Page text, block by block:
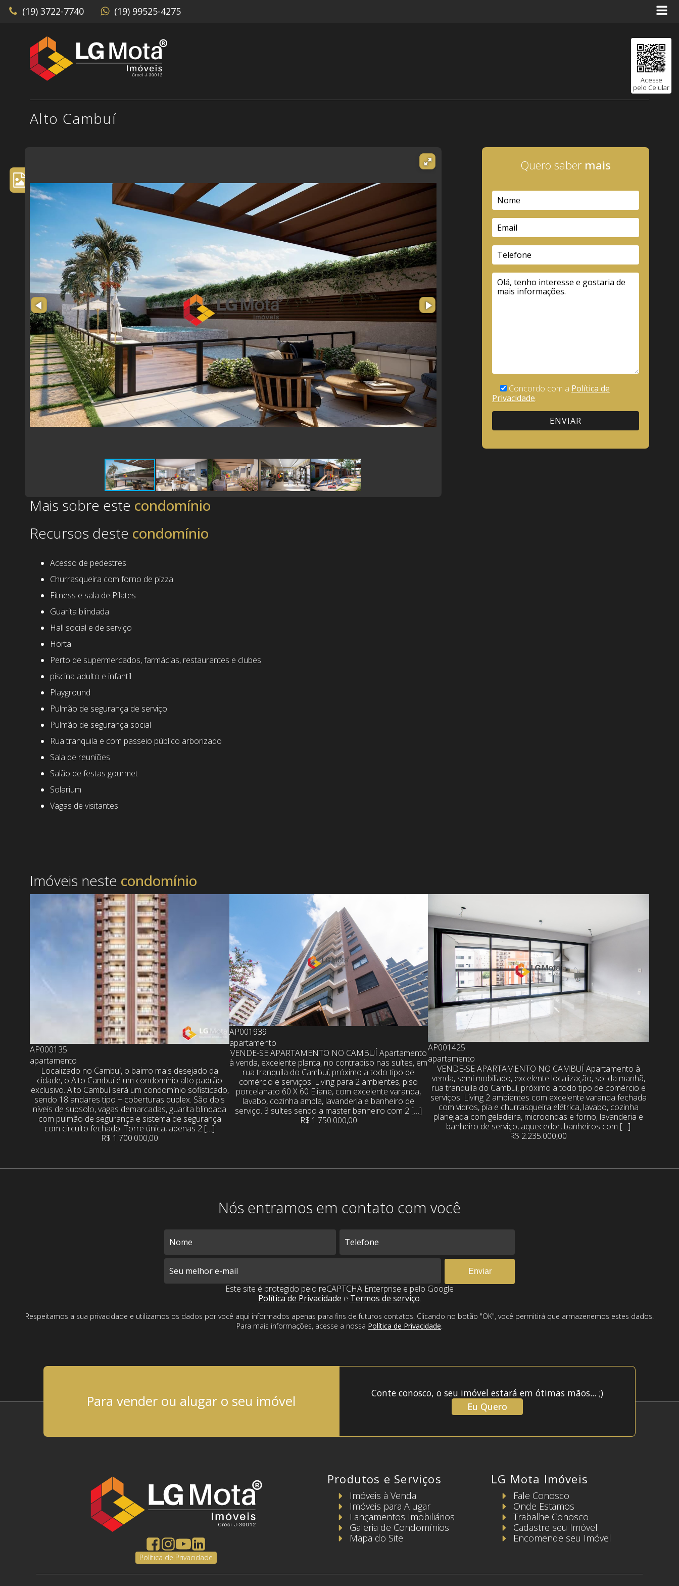
(19) 3722-7740 (19) 99525-4275
Acesse
pelo Celular
Alto Cambuí
Mais sobre este
Recursos deste
Acesso de pedestres
Churrasqueira com forno de pizza
Fitness e sala de Pilates
Guarita blindada
Hall social e de serviço
Horta
Perto de supermercados, farmácias, restaurantes e clubes
piscina adulto e infantil
Playground
Pulmão de segurança de serviço
Pulmão de segurança social
Rua tranquila e com passeio público arborizado
Sala de reuniões
Salão de festas gourmet
Solarium
Vagas de visitantes
Quero saber
Concordo com a Política de
Privacidade.
Imóveis neste
AP000135
apartamento
Localizado no Cambuí, o bairro mais desejado da
cidade, o Alto Cambuí é um condomínio alto padrão
exclusivo. Alto Cambuí será um condomínio sofisticado,
sendo 18 andares tipo + coberturas duplex. São dois
níveis de subsolo, vagas demarcadas, guarita blindada
com pulmão de segurança e sistema de segurança
com circuito fechado. Torre única, apenas 2 […]
R$ 1.700.000,00
AP001939
apartamento
VENDE-SE APARTAMENTO NO CAMBUÍ Apartamento
à venda, excelente planta, no contrapiso nas suítes, em
rua tranquila do Cambuí, próximo a todo tipo de
comércio e serviços. Living para 2 ambientes, piso
porcelanato 60 X 60 Eliane, com excelente varanda,
lavabo, cozinha ampla, lavanderia e banheiro de
serviço. 3 suítes sendo a master banheiro com 2 […]
R$ 1.750.000,00
AP001425
apartamento
VENDE-SE APARTAMENTO NO CAMBUÍ Apartamento à
venda, semi mobiliado, excelente localização, sol da manhã,
rua tranquila do Cambuí, próximo a todo tipo de comércio e
serviços. Living 2 ambientes com excelente varanda fechada
com vidros, pia e churrasqueira elétrica, lavabo, cozinha
planejada com geladeira, microondas e forno, lavanderia e
banheiro de serviço, aquecedor, banheiros com […]
R$ 2.235.000,00
Nós entramos em contato com você
Este site é protegido pelo reCAPTCHA Enterprise e pelo Google
Política de Privacidade e Termos de serviço.
Respeitamos a sua privacidade e utilizamos os dados por você aqui informados apenas para fins de futuros contatos. Clicando no botão "OK", você permitirá que armazenemos estes dados.
Para mais informações, acesse a nossa Política de Privacidade.
Para vender ou alugar o seu imóvel
Conte conosco, o seu imóvel estará em ótimas mãos... ;)
Eu Quero
Política de Privacidade
Produtos e Serviços
Imóveis à Venda
Imóveis para Alugar
Lançamentos Imobiliários
Galeria de Condomínios
Mapa do Site
LG Mota Imóveis
Fale Conosco
Onde Estamos
Trabalhe Conosco
Cadastre seu Imóvel
Encomende seu Imóvel